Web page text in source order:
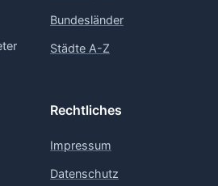
Bundesländer
Städte A-Z
Rechtliches
Impressum
Datenschutz